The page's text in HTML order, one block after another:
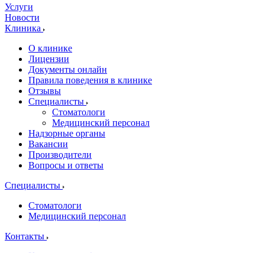
Услуги
Новости
Клиника
О клинике
Лицензии
Документы онлайн
Правила поведения в клинике
Отзывы
Специалисты
Стоматологи
Медицинский персонал
Надзорные органы
Вакансии
Производители
Вопросы и ответы
Специалисты
Стоматологи
Медицинский персонал
Контакты